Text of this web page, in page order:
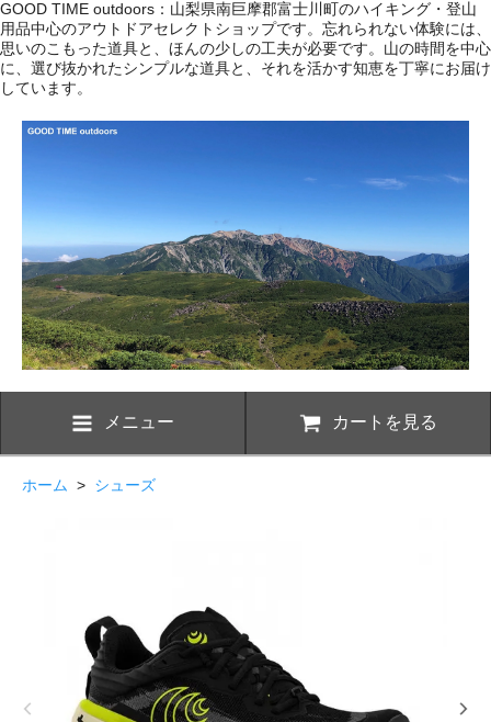
GOOD TIME outdoors：山梨県南巨摩郡富士川町のハイキング・登山
用品中心のアウトドアセレクトショップです。忘れられない体験には、
思いのこもった道具と、ほんの少しの工夫が必要です。山の時間を中心
に、選び抜かれたシンプルな道具と、それを活かす知恵を丁寧にお届け
しています。
メニュー カートを見る
ホーム > シューズ